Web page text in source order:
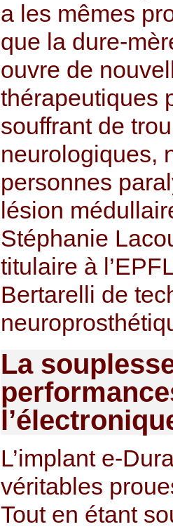
a les mêmes
que la dure-
ouvre de
thérapeutiques
souffrant de
neurologiques,
personnes
lésion
Stéphanie
titulaire à
Bertarelli de
La
L’implant e-
véritables
Tout en étant